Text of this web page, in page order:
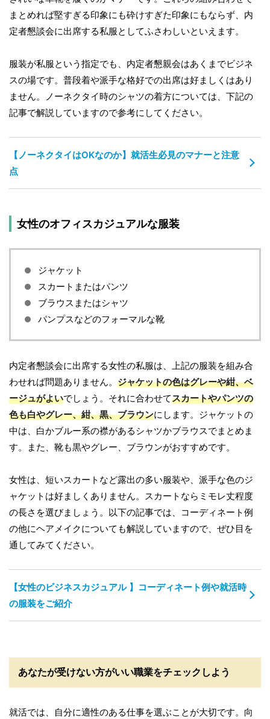
まとめれば堅すぎる印象にも砕けすぎた印象にもならず、内
定者懇談会に出席する私服としてふさわしいといえます。
服装が私服という指定でも、内定者懇親会はあくまでビジネ
スの場です。普段着や派手な格好での出席は好ましくはあり
ません。ノーネクタイ時のシャツの着方については、下記の
記事で解説していますので参考にしてください。
【ノーネクタイはOKなのか】就活生必見のマナーと注意
点
女性のオフィスカジュアルな服装
ジャケット
スカートまたはパンツ
ブラウスまたはシャツ
パンプスなどのフォーマルな靴
内定者懇談会に出席する女性の私服は、上記の服装を組み合
わせれば問題ありません。 ジャケットの色はグレーや紺、ベ
ージュがよいでしょう。それに合わせてスカートやパンツの
色も白やグレー、紺、黒、ブラウンにします。ジャケットの
中は、白かブルー系の襟があるシャツかブラウスでまとめま
す。また、靴も黒やグレー、ブラウンがおすすめです。
女性は、短いスカートなど露出の多い服装や、派手な色のジ
ャケットは好ましくありません。スカートならミモレ丈程度
の長さを選びましょう。以下の記事では、コーディネート例
の他にヘアメイクについても解説していますので、ぜひ目を
通してみてください。
【女性のビジネスカジュアル 】コーディネート例や就活時
の服装をご紹介
あなたが受けない方がいい職業をチェックしよう
就活では、自分に適性のある仕事を選ぶことが大切です。向